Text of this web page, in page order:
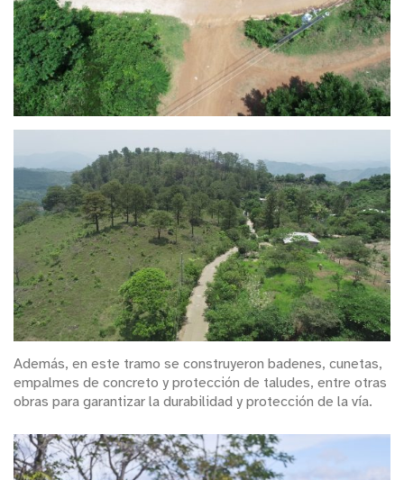
Además, en este tramo se construyeron badenes, cunetas,
empalmes de concreto y protección de taludes, entre otras
obras para garantizar la durabilidad y protección de la vía.